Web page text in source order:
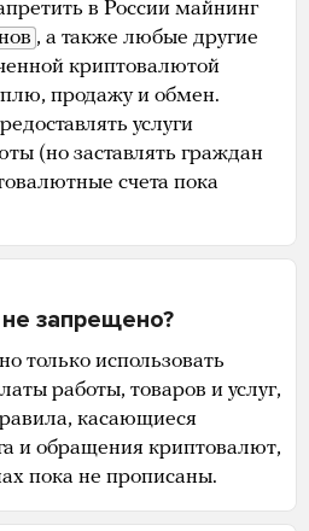
в России майнинг
, а также любые другие
криптовалютой
продажу и обмен.
услуги
(но заставлять граждан
счета пока
запрещено?
только использовать
работы, товаров и услуг,
касающиеся
и обращения криптовалют,
пока не прописаны.